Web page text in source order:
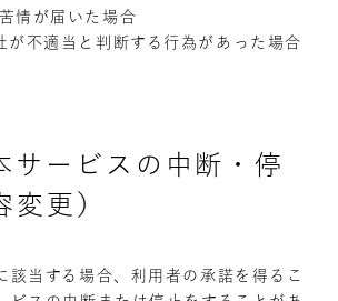
情が届いた場合
が不適当と判断する行為があった場合
サービスの中断・停
変更）
該当する場合、利用者の承諾を得るこ